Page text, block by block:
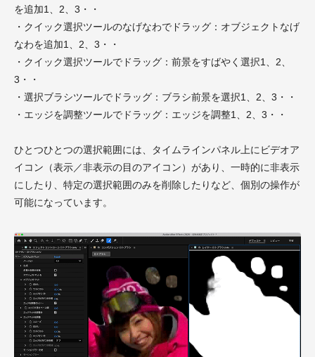
を追加1、2、3・・
・クイック選択ツールのなげなわでドラッグ：オブジェクトなげ
なわを追加1、2、3・・
・クイック選択ツールでドラッグ：前景をすばやく選択1、2、
3・・
・選択ブラシツールでドラッグ：ブラシ前景を選択1、2、3・・
・エッジを調整ツールでドラッグ：エッジを調整1、2、3・・
ひとつひとつの選択範囲には、タイムラインパネル上にビデオア
イコン（表示／非表示の目のアイコン）があり、一時的に非表示
にしたり、特定の選択範囲のみを削除したりなど、個別の操作が
可能になっています。